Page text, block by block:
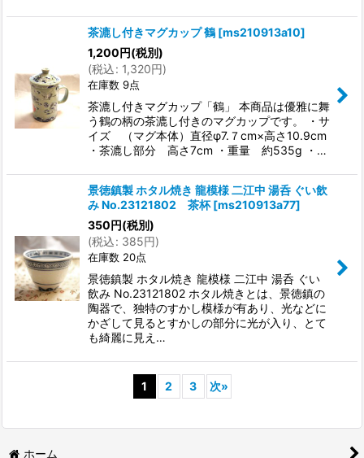
茶漉し付きマグカップ 鶴 [ms210913a10]
1,200円(税別)
(税込: 1,320円)
在庫数 9点
茶漉し付きマグカップ「鶴」 本商品は優雅に舞
う鶴の柄の茶漉し付きのマグカップです。 ・サ
イズ （マグ本体）直径φ7.７cm×高さ10.9cm
・茶漉し部分 高さ7cm ・重量 約535g ・…
景徳鎮製 ホタル焼き 龍模様 二江中 湯呑 ぐい飲
み No.23121802 茶杯 [ms210913a77]
350円(税別)
(税込: 385円)
在庫数 20点
景徳鎮製 ホタル焼き 龍模様 二江中 湯呑 ぐい
飲み No.23121802 ホタル焼きとは、景徳鎮の
陶器で、独特のすかし模様が有あり、光などに
かざして見るとすかしの部分に光が入り、とて
も綺麗に見え…
1 2 3 次»
ホーム